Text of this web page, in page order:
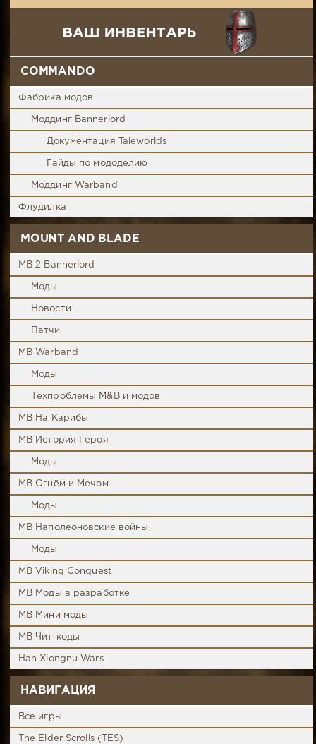
COMMANDO
Фабрика модов
Моддинг Bannerlord
Документация Taleworlds
Гайды по мододелию
Моддинг Warband
Флудилка
MOUNT AND BLADE
MB 2 Bannerlord
Моды
Новости
Патчи
MB Warband
Моды
Техпроблемы M&B и модов
MB На Карибы
MB История Героя
Моды
MB Огнём и Мечом
Моды
MB Наполеоновские войны
Моды
MB Viking Conquest
MB Моды в разработке
MB Мини моды
MB Чит-коды
Han Xiongnu Wars
НАВИГАЦИЯ
Все игры
The Elder Scrolls (TES)